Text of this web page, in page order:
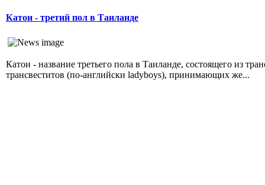
Катои - третий пол в Таиланде
Катои - название третьего пола в Таиланде, состоящего из
трансвеститов (по-английски ladyboys), принимающих же...